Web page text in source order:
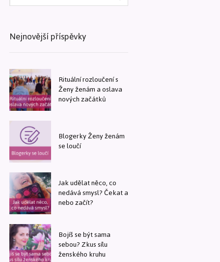
Nejnovější příspěvky
Rituální rozloučení s
Ženy ženám a oslava
nových začátků
Blogerky Ženy ženám
se loučí
Jak udělat něco, co
nedává smysl? Čekat a
nebo začít?
Bojíš se být sama
sebou? Zkus sílu
ženského kruhu